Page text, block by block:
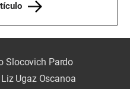
Slocovich Pardo
Ugaz Oscanoa